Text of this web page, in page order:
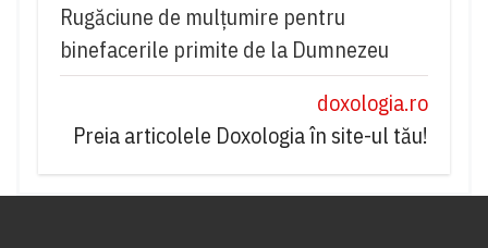
Rugăciune de mulțumire pentru
binefacerile primite de la Dumnezeu
doxologia.ro
Preia articolele Doxologia în site-ul tău!